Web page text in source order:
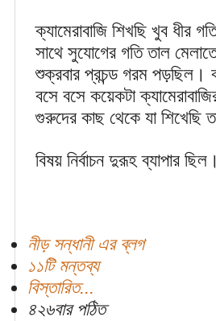
ক্যামেরাবাজি শিখছি খুব ধীর
সাথে সুযোগের গতি তাল
শুক্রবার প্রচন্ড গরম পড়ছিল।
বসে বসে কয়েকটা
গুরুদের কাছ থেকে যা শিখেছি
বিষয় নির্বাচন দুরূহ ব্যাপার
নীড় সন্ধানী এর ব্লগ
১১টি মন্তব্য
বিস্তারিত...
৪২৬বার পঠিত